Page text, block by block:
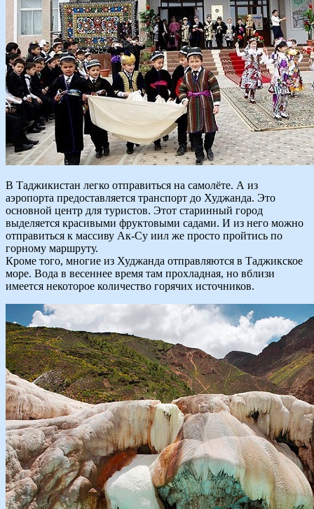
В Таджикистан легко отправиться на самолёте. А из
аэропорта предоставляется транспорт до Худжанда. Это
основной центр для туристов. Этот старинный город
выделяется красивыми фруктовыми садами. И из него можно
отправиться к массиву Ак-Су иил же просто пройтись по
горному маршруту.
Кроме того, многие из Худжанда отправляются в Таджикское
море. Вода в весеннее время там прохладная, но вблизи
имеется некоторое количество горячих источников.